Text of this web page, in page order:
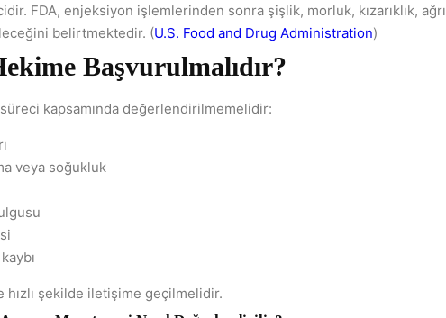
FDA, enjeksiyon işlemlerinden sonra şişlik, morluk, kızarıklık, ağrı
belirtmektedir. (U.S. Food and Drug Administration)
Başvurulmalıdır?
kapsamında değerlendirilmemelidir:
veya soğukluk
şekilde iletişime geçilmelidir.